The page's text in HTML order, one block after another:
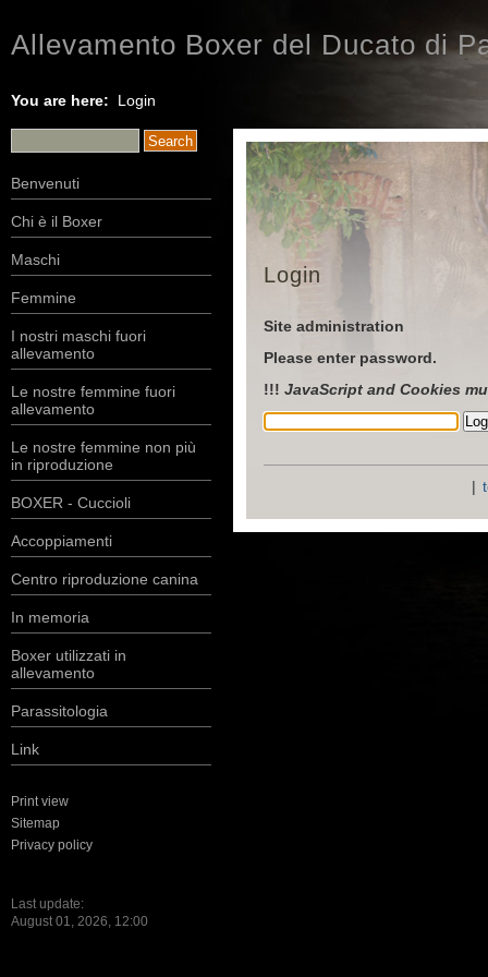
Allevamento Boxer del Ducato di
You are here: Login
Benvenuti
Chi è il Boxer
Maschi
Femmine
I nostri maschi fuori
allevamento
Le nostre femmine fuori
allevamento
Le nostre femmine non più
in riproduzione
BOXER - Cuccioli
Accoppiamenti
Centro riproduzione canina
In memoria
Boxer utilizzati in
allevamento
Parassitologia
Link
Print view
Sitemap
Privacy policy
Last update:
August 01, 2026, 12:00
Login
Site administration
Please enter password.
!!! JavaScript and Cookies
|